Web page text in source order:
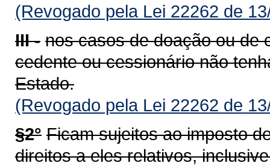
(Revogado pela Lei 22262 de
III - nos casos de doação ou de
cedente ou cessionário não
Estado.
(Revogado pela Lei 22262 de
§2° Ficam sujeitos ao imposto
direitos a eles relativos,